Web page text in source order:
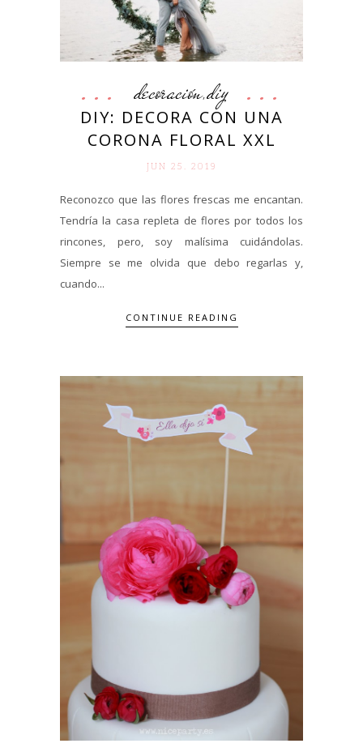
decoración,diy
DIY: DECORA CON UNA
CORONA FLORAL XXL
JUN 25. 2019
Reconozco que las flores frescas me encantan.
Tendría la casa repleta de flores por todos los
rincones, pero, soy malísima cuidándolas.
Siempre se me olvida que debo regarlas y,
cuando...
CONTINUE READING